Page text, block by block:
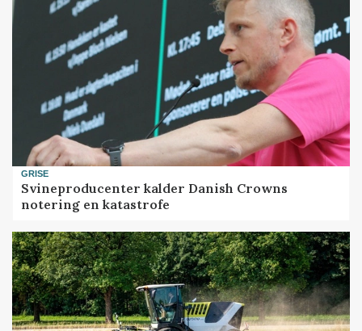
GRISE
Svineproducenter kalder Danish Crowns
notering en katastrofe